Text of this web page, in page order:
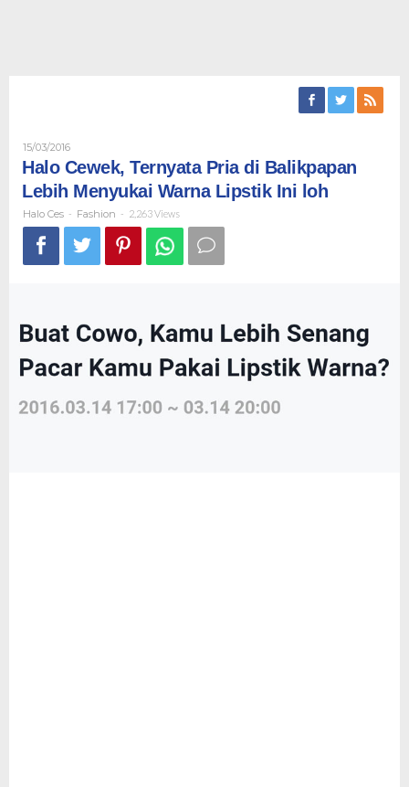
15/03/2016Oleh
Halo
Ces
Halo Cewek, Ternyata Pria di Balikpapan
Lebih Menyukai Warna Lipstik Ini loh
Halo Ces - Fashion - 2,263 Views